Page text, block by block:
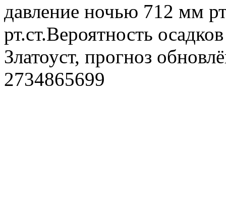
давление ночью 712 мм
рт.ст.Вероятность
Златоуст, прогноз
2734865699